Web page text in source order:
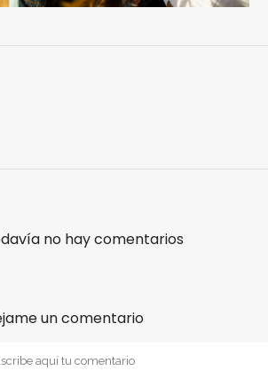
no hay comentarios
un comentario